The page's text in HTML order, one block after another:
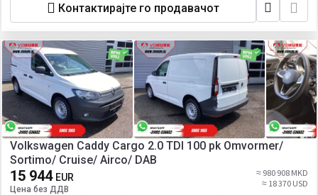
Контактирајте го продавачот
Volkswagen Caddy Cargo 2.0 TDI 100 pk Omvormer/
Sortimo/ Cruise/ Airco/ DAB
15 944 EUR
Цена без ДДВ
≈ 980 908 MKD
≈ 18 370 USD